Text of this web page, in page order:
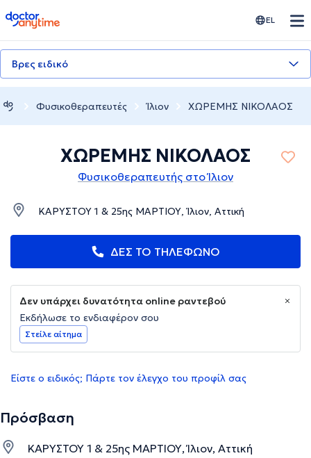
doctoranytime EL
Βρες ειδικό
Φυσικοθεραπευτές Ίλιον ΧΩΡΕΜΗΣ ΝΙΚΟΛΑΟΣ
ΧΩΡΕΜΗΣ ΝΙΚΟΛΑΟΣ
Φυσικοθεραπευτής στο Ίλιον
ΚΑΡΥΣΤΟΥ 1 & 25ης ΜΑΡΤΙΟΥ, Ίλιον, Αττική
ΔΕΣ ΤΟ ΤΗΛΕΦΩΝΟ
Δεν υπάρχει δυνατότητα online ραντεβού
Εκδήλωσε το ενδιαφέρον σου
Στείλε αίτημα
Είστε ο ειδικός; Πάρτε τον έλεγχο του προφίλ σας
Πρόσβαση
ΚΑΡΥΣΤΟΥ 1 & 25ης ΜΑΡΤΙΟΥ, Ίλιον, Αττική